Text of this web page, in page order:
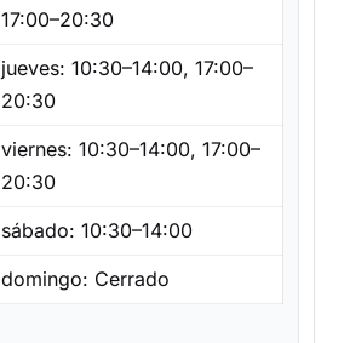
17:00–20:30
jueves: 10:30–14:00, 17:00–
20:30
viernes: 10:30–14:00, 17:00–
20:30
sábado: 10:30–14:00
domingo: Cerrado